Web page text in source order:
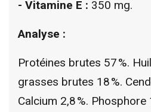
- Vitamine E : 350 mg.
Analyse :
Protéines brutes 57 %.
grasses brutes 18 %.
Calcium 2,8 %.